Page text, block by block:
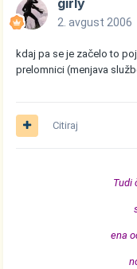
girly
2. avgust 2006
kdaj pa se je začelo to
prelomnici (menjava
Citiraj
Tudi
ena